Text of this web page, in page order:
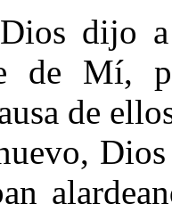
dijo
de Mí,
de